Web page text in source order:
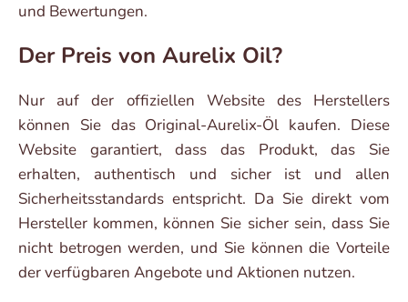
und Bewertungen.
Der Preis von Aurelix Oil?
Nur auf der offiziellen Website des Herstellers
können Sie das Original-Aurelix-Öl kaufen. Diese
Website garantiert, dass das Produkt, das Sie
erhalten, authentisch und sicher ist und allen
Sicherheitsstandards entspricht. Da Sie direkt vom
Hersteller kommen, können Sie sicher sein, dass Sie
nicht betrogen werden, und Sie können die Vorteile
der verfügbaren Angebote und Aktionen nutzen.